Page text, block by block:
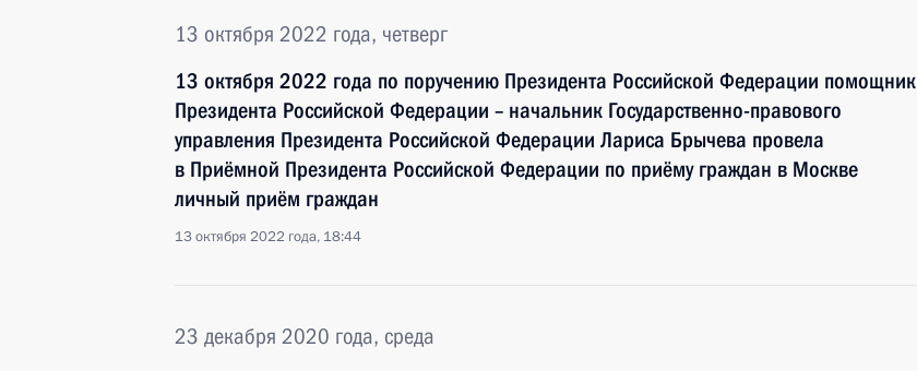
13 октября 2022 года, четверг
13 октября 2022 года по поручению Президента Российской Федерации помощник
Президента Российской Федерации – начальник Государственно-правового
управления Президента Российской Федерации Лариса Брычева провела
в Приёмной Президента Российской Федерации по приёму граждан в Москве
личный приём граждан
13 октября 2022 года, 18:44
23 декабря 2020 года, среда